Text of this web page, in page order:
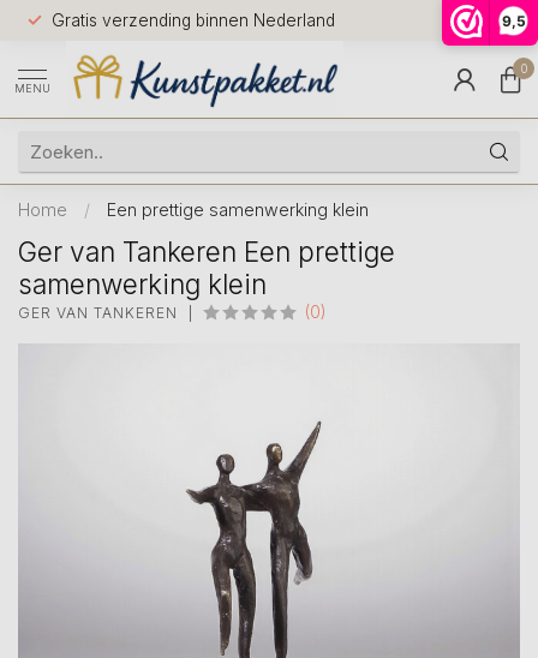
9,5
Gratis verzending binnen Nederland
Voor
huis
9.5
MENU
0
Home / Een prettige samenwerking klein
Ger van Tankeren Een prettige
samenwerking klein
GER VAN TANKEREN (0)